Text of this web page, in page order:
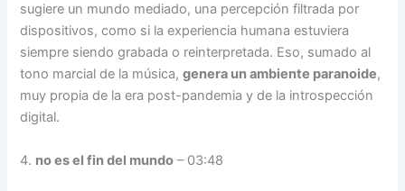
sugiere un mundo mediado, una percepción filtrada por
dispositivos, como si la experiencia humana estuviera
siempre siendo grabada o reinterpretada. Eso, sumado al
tono marcial de la música,genera un ambiente paranoide,
muy propia de la era post-pandemia y de la introspección
digital.
4. no es el fin del mundo – 03:48